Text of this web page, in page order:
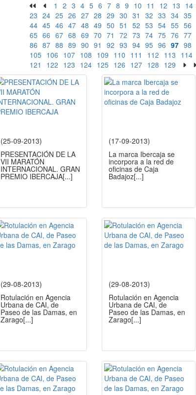
1 2 3 4 5 6 7 8 9 10 11 12 13 14
23 24 25 26 27 28 29 30 31 32 33 34 35
44 45 46 47 48 49 50 51 52 53 54 55 56
65 66 67 68 69 70 71 72 73 74 75 76 77
86 87 88 89 90 91 92 93 94 95 96 97 98
105 106 107 108 109 110 111 112 113 114
121
122 123 124 125 126 127 128 129
(25-09-2013)
PRESENTACIÓN DE LA
VII MARATÓN
INTERNACIONAL. GRAN
PREMIO IBERCAJA[...]
(17-09-2013)
La marca Ibercaja se
incorpora a la red de
oficinas de Caja
Badajoz[...]
(29-08-2013)
Rotulación en Agencia
Urbana de CAI, de
Paseo de las Damas, en
Zarago[...]
(29-08-2013)
Rotulación en Agencia
Urbana de CAI, de
Paseo de las Damas, en
Zarago[...]